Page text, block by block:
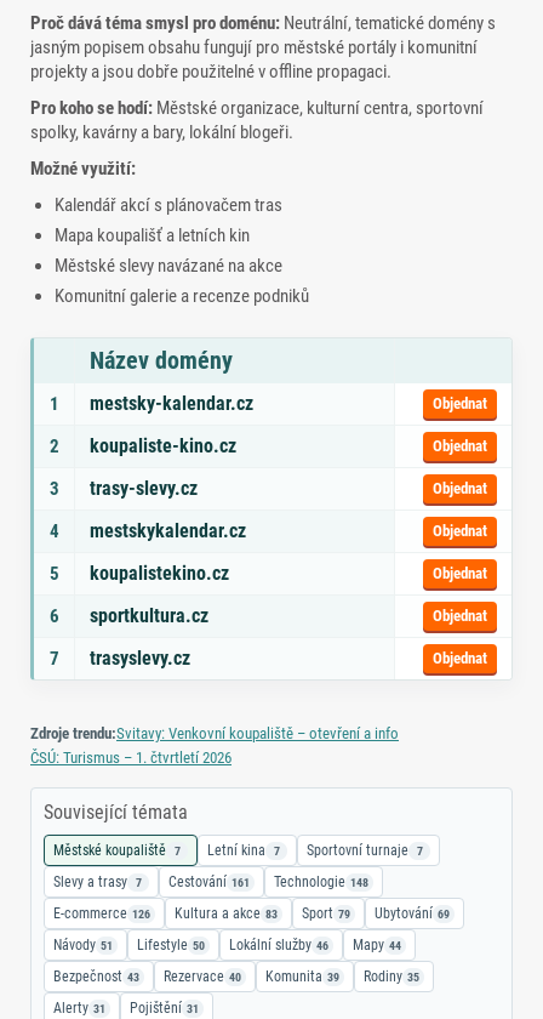
Proč dává téma smysl pro doménu: Neutrální, tematické domény s
jasným popisem obsahu fungují pro městské portály i komunitní
projekty a jsou dobře použitelné v offline propagaci.
Pro koho se hodí: Městské organizace, kulturní centra, sportovní
spolky, kavárny a bary, lokální blogeři.
Možné využití:
Kalendář akcí s plánovačem tras
Mapa koupališť a letních kin
Městské slevy navázané na akce
Komunitní galerie a recenze podniků
Seznam doporučených domén s tématy a odkazem na objednávku
Název domény
1 mestsky-kalendar.cz Objednat
2 koupaliste-kino.cz Objednat
3 trasy-slevy.cz Objednat
4 mestskykalendar.cz Objednat
5 koupalistekino.cz Objednat
6 sportkultura.cz Objednat
7 trasyslevy.cz Objednat
Zdroje trendu:Svitavy: Venkovní koupaliště – otevření a info
ČSÚ: Turismus – 1. čtvrtletí 2026
Související témata
Městské koupaliště 7 Letní kina 7 Sportovní turnaje 7
Slevy a trasy 7 Cestování 161 Technologie 148
E-commerce 126 Kultura a akce 83 Sport 79 Ubytování 69
Návody 51 Lifestyle 50 Lokální služby 46 Mapy 44
Bezpečnost 43 Rezervace 40 Komunita 39 Rodiny 35
Alerty 31 Pojištění 31